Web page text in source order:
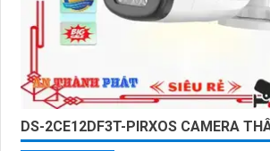
DS-2CE12DF3T-PIRXOS CAMERA